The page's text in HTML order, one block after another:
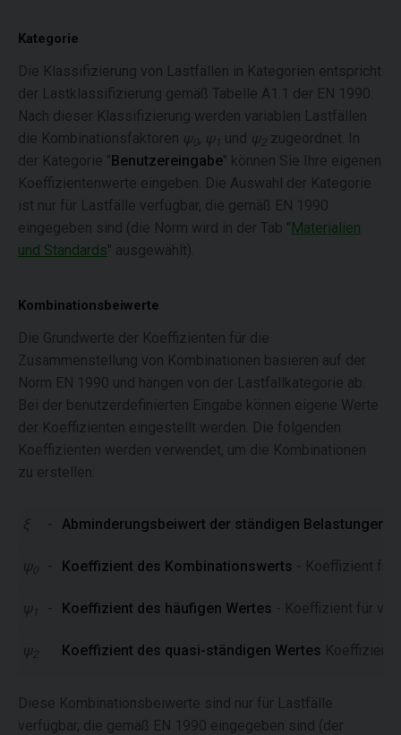
Kategorie
Die Klassifizierung von Lastfällen in Kategorien entspricht
der Lastklassifizierung gemäß Tabelle A1.1 der EN 1990.
Nach dieser Klassifizierung werden variablen Lastfällen
die Kombinationsfaktoren ψ0 , ψ 1 und ψ2
zugeordnet. In
der Kategorie "Benutzereingabe" können Sie Ihre eigenen
Koeffizientenwerte eingeben. Die Auswahl der Kategorie
ist nur für Lastfälle verfügbar, die gemäß EN 1990
eingegeben sind (die Norm wird in der Tab "Materialien
und Standards" ausgewählt).
Kombinationsbeiwerte
Die Grundwerte der Koeffizienten für die
Zusammenstellung von Kombinationen basieren auf der
Norm EN 1990 und hängen von der Lastfallkategorie ab.
Bei der benutzerdefinierten Eingabe können eigene Werte
der Koeffizienten eingestellt werden. Die folgenden
Koeffizienten werden verwendet, um die Kombinationen
zu erstellen:
ξ - Abminderungsbeiwert der ständigen Belastungen
ψ - Koeffizient des Kombinationswerts - Koeffizient für
ψ 1 - Koeffizient des häufigen Wertes - Koeffizient für
ψ2 Koeffizient des quasi-ständigen Wertes Koeffizient
Diese Kombinationsbeiwerte sind nur für Lastfälle
verfügbar, die gemäß EN 1990 eingegeben sind (der